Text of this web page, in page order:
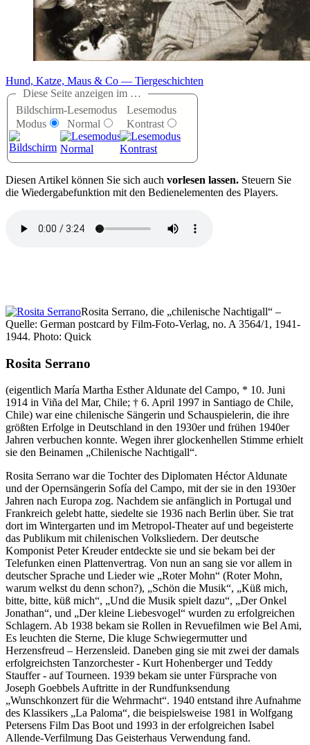
Hund, Katze, Maus & Co — Tiergeschichten
Diese Seite anzeigen im …
Bildschirm-
Modus
Lesemodus
Normal
Lesemodus
Kontrast
Diesen Artikel können Sie sich auch vorlesen lassen. Steuern Sie
die Wiedergabefunktion mit den Bedienelementen des Players.
Rosita Serrano, die chilenische Nachtigall
–
Quelle: German postcard by Film-Foto-Verlag, no. A 3564/1, 1941-
1944. Photo: Quick
Rosita Serrano
(eigentlich María Martha Esther Aldunate del Campo, * 10. Juni
1914 in Viña del Mar, Chile; † 6. April 1997 in Santiago de Chile,
Chile) war eine chilenische Sängerin und Schauspielerin, die ihre
größten Erfolge in Deutschland in den 1930er und frühen 1940er
Jahren verbuchen konnte. Wegen ihrer glockenhellen Stimme erhielt
sie den Beinamen
Chilenische Nachtigall .
Rosita Serrano war die Tochter des Diplomaten Héctor Aldunate
und der Opernsängerin Sofía del Campo, mit der sie in den 1930er
Jahren nach Europa zog. Nachdem sie anfänglich in Portugal und
Frankreich gelebt hatte, siedelte sie 1936 nach Berlin über. Sie trat
dort im Wintergarten und im Metropol-Theater auf und begeisterte
das Publikum mit chilenischen Volksliedern. Der deutsche
Komponist Peter Kreuder entdeckte sie und sie bekam bei der
Telefunken einen Plattenvertrag. Von nun an sang sie vor allem in
deutscher Sprache und Lieder wie
Roter Mohn
(Roter Mohn,
warum welkst du denn schon?),
Schön die Musik ,
Küß mich,
bitte, bitte, küß mich , Und die Musik spielt dazu ,
Der Onkel
Jonathan , und Der kleine Liebesvogel
wurden zu erfolgreichen
Schlagern. Ab 1938 bekam sie Rollen in Revuefilmen wie Bel Ami,
Es leuchten die Sterne, Die kluge Schwiegermutter und
Herzensfreud – Herzensleid. Daneben ging sie mit zwei der damals
erfolgreichsten Tanzorchester - Kurt Hohenberger und Teddy
Stauffer - auf Tourneen. 1939 bekam sie unter Fürsprache von
Joseph Goebbels Auftritte in der Rundfunksendung
Wunschkonzert für die Wehrmacht . 1940 entstand ihre Aufnahme
des Klassikers
La Paloma , die beispielsweise 1981 in Wolfgang
Petersens Film Das Boot und 1993 in der erfolgreichen Isabel
Allende-Verfilmung Das Geisterhaus Verwendung fand.